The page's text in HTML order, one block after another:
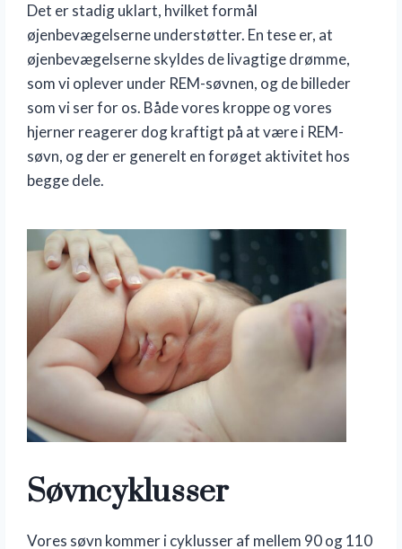
Det er stadig uklart, hvilket formål
øjenbevægelserne understøtter. En tese er, at
øjenbevægelserne skyldes de livagtige drømme,
som vi oplever under REM-søvnen, og de billeder
som vi ser for os. Både vores kroppe og vores
hjerner reagerer dog kraftigt på at være i REM-
søvn, og der er generelt en forøget aktivitet hos
begge dele.
Søvncyklusser
Vores søvn kommer i cyklusser af mellem 90 og 110